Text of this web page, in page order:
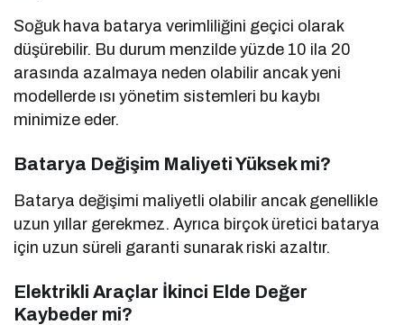
Soğuk hava batarya verimliliğini geçici olarak
düşürebilir. Bu durum menzilde yüzde 10 ila 20
arasında azalmaya neden olabilir ancak yeni
modellerde ısı yönetim sistemleri bu kaybı
minimize eder.
Batarya Değişim Maliyeti Yüksek mi?
Batarya değişimi maliyetli olabilir ancak genellikle
uzun yıllar gerekmez. Ayrıca birçok üretici batarya
için uzun süreli garanti sunarak riski azaltır.
Elektrikli Araçlar İkinci Elde Değer
Kaybeder mi?